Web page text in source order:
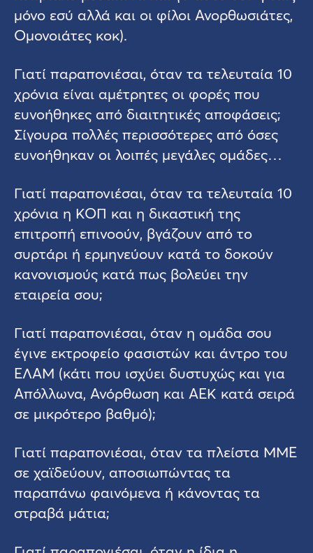
μόνο εσύ αλλά και οι φίλοι Ανορθωσιάτες,
Ομονοιάτες κοκ).
Γιατί παραπονιέσαι, όταν τα τελευταία 10
χρόνια είναι αμέτρητες οι φορές που
ευνοήθηκες από διαιτητικές αποφάσεις;
Σίγουρα πολλές περισσότερες από όσες
ευνοήθηκαν οι λοιπές μεγάλες ομάδες…
Γιατί παραπονιέσαι, όταν τα τελευταία 10
χρόνια η ΚΟΠ και η δικαστική της
επιτροπή επινοούν, βγάζουν από το
συρτάρι ή ερμηνεύουν κατά το δοκούν
κανονισμούς κατά πως βολεύει την
εταιρεία σου;
Γιατί παραπονιέσαι, όταν η ομάδα σου
έγινε εκτροφείο φασιστών και άντρο του
ΕΛΑΜ (κάτι που ισχύει δυστυχώς και για
Απόλλωνα, Ανόρθωση και ΑΕΚ κατά σειρά
σε μικρότερο βαθμό);
Γιατί παραπονιέσαι, όταν τα πλείστα ΜΜΕ
σε χαϊδεύουν, αποσιωπώντας τα
παραπάνω φαινόμενα ή κάνοντας τα
στραβά μάτια;